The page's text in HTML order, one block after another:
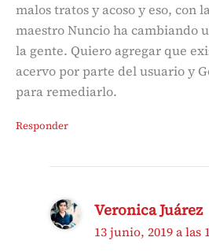
malos tratos y acoso y eso, con
maestro Nuncio ha cambiando
la gente. Quiero agregar que
acervo por parte del usuario y
para remediarlo.
Responder
Veronica Juárez
13 junio, 2019 a las